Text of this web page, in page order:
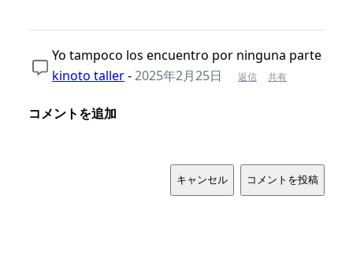
Yo tampoco los encuentro por ninguna parte
kinoto taller-2025年2月25日 返信 共有
コメントを追加
キャンセル コメントを投稿